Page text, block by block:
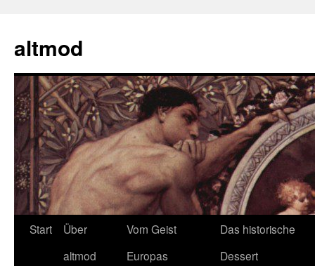
springen
altmod
Start
Über
altmod
Vom Geist
Europas
Das historische
Dessert